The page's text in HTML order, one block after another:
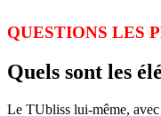
QUESTIONS LES
Quels sont les
Le TUbliss lui-même,